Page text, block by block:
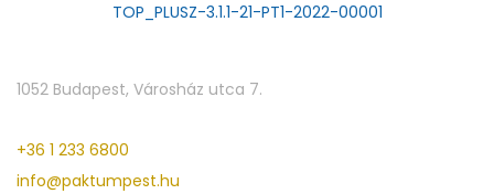
TOP_PLUSZ-3.1.1-21-PT1-2022-00001
1052 Budapest, Városház utca 7.
+36 1 233 6800
info@paktumpest.hu